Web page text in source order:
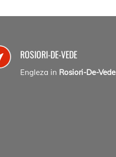
ROSIORI-DE-VEDE
Engleza in Rosiori-De-Vede